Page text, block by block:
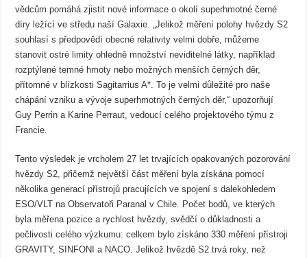
vědcům pomáhá zjistit nové informace o okolí superhmotné černé
díry ležící ve středu naší Galaxie. „Jelikož měření polohy hvězdy S2
souhlasí s předpovědí obecné relativity velmi dobře, můžeme
stanovit ostré limity ohledně množství neviditelné látky, například
rozptýlené temné hmoty nebo možných menších černých děr,
přítomné v blízkosti Sagitarrius A*. To je velmi důležité pro naše
chápání vzniku a vývoje superhmotných černých děr,“ upozorňují
Guy Perrin a Karine Perraut, vedoucí celého projektového týmu z
Francie.
Tento výsledek je vrcholem 27 let trvajících opakovaných pozorování
hvězdy S2, přičemž největší část měření byla získána pomocí
několika generací přístrojů pracujících ve spojení s dalekohledem
ESO/VLT na Observatoři Paranal v Chile. Počet bodů, ve kterých
byla měřena pozice a rychlost hvězdy, svědčí o důkladnosti a
pečlivosti celého výzkumu: celkem bylo získáno 330 měření přístroji
GRAVITY, SINFONI a NACO. Jelikož hvězdě S2 trvá roky, než